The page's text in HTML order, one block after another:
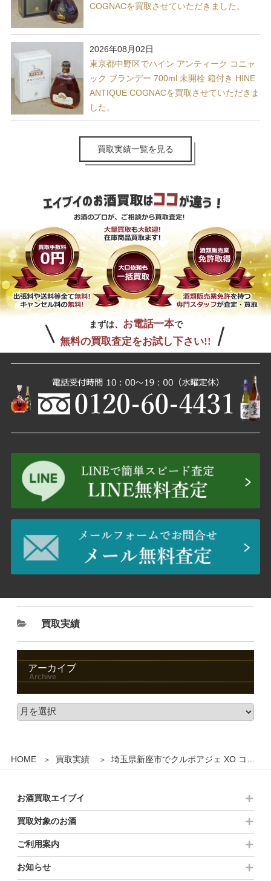
HOME 買取実績 埼玉県新座市でクルボアジェ XO コニャック ブランデー 700ml 箱付きを3,000円でお買取りさせていただきました。
COGNACを買取させていただきました。
2026年08月02日
東京都中野区でハイン アンティーク コニャ
ック ブランデー 700ml 未開栓 箱付き HINE
ANTIQUE COGNACを買取させていただきま
した。
買取実績一覧を見る
まずは、 お電話一本で
無料の買取査定をお試し下さい!!
買取実績
アーカイブ
お酒買取エイブイ
買取対象のお酒
ご利用案内
お知らせ